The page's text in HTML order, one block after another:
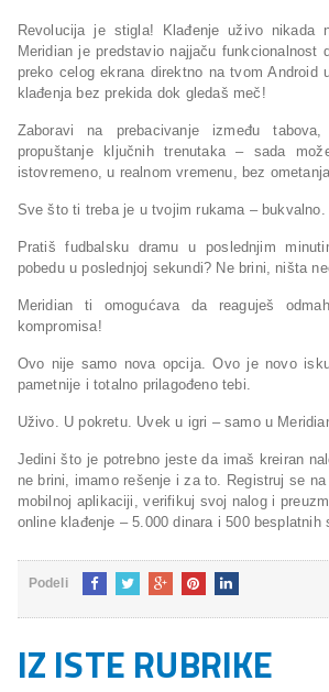
Revolucija je stigla! Klađenje uživo nikada
Meridian je predstavio najjaču funkcionalnost
preko celog ekrana direktno na tvom Android
klađenja bez prekida dok gledaš meč!
Zaboravi na prebacivanje između
propuštanje ključnih trenutaka – sada
istovremeno, u realnom vremenu, bez
Sve što ti treba je u tvojim rukama – bukvalno.
Pratiš fudbalsku dramu u poslednjim
pobedu u poslednjoj sekundi? Ne brini, ništa
Meridian ti omogućava da reaguješ
kompromisa!
Ovo nije samo nova opcija. Ovo je novo
pametnije i totalno prilagođeno tebi.
Uživo. U pokretu. Uvek u igri – samo u
Jedini što je potrebno jeste da imaš kreiran
ne brini, imamo rešenje i za to. Registruj se
mobilnoj aplikaciji, verifikuj svoj nalog i
online klađenje – 5.000 dinara i 500 besplatnih
Podeli
IZ ISTE RUBRIKE